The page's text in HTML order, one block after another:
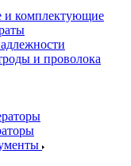
и комплектующие
и проволока